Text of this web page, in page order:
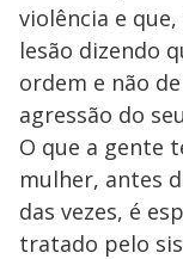
violência e
lesão dizendo
ordem e não
agressão do
O que a gente
mulher, antes
das vezes, é
tratado pelo